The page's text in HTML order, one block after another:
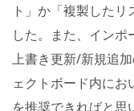
ト」か「複製した
した。また、イン
上書き更新/新規追
ェクトボード内にお
を推奨できればと思